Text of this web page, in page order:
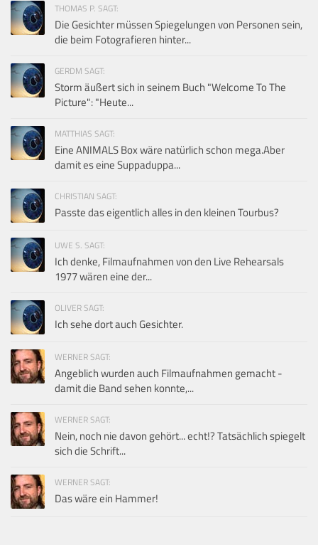
THOMAS P. SAGT:
Die Gesichter müssen Spiegelungen von Personen sein,
die beim Fotografieren hinter...
GERDM SAGT:
Storm äußert sich in seinem Buch "Welcome To The
Picture": "Heute...
MATTHIAS SAGT:
Eine ANIMALS Box wäre natürlich schon mega.Aber
damit es eine Suppaduppa...
CHRISTIAN SAGT:
Passte das eigentlich alles in den kleinen Tourbus?
UWE S. SAGT:
Ich denke, Filmaufnahmen von den Live Rehearsals
1977 wären eine der...
OLIVER SAGT:
Ich sehe dort auch Gesichter.
WERNER SAGT:
Angeblich wurden auch Filmaufnahmen gemacht -
damit die Band sehen konnte,...
WERNER SAGT:
Nein, noch nie davon gehört... echt!? Tatsächlich spiegelt
sich die Schrift...
WERNER SAGT:
Das wäre ein Hammer!